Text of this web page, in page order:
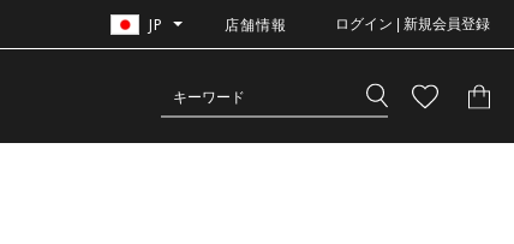
JP 店舗情報 ログイン | 新規会員登録